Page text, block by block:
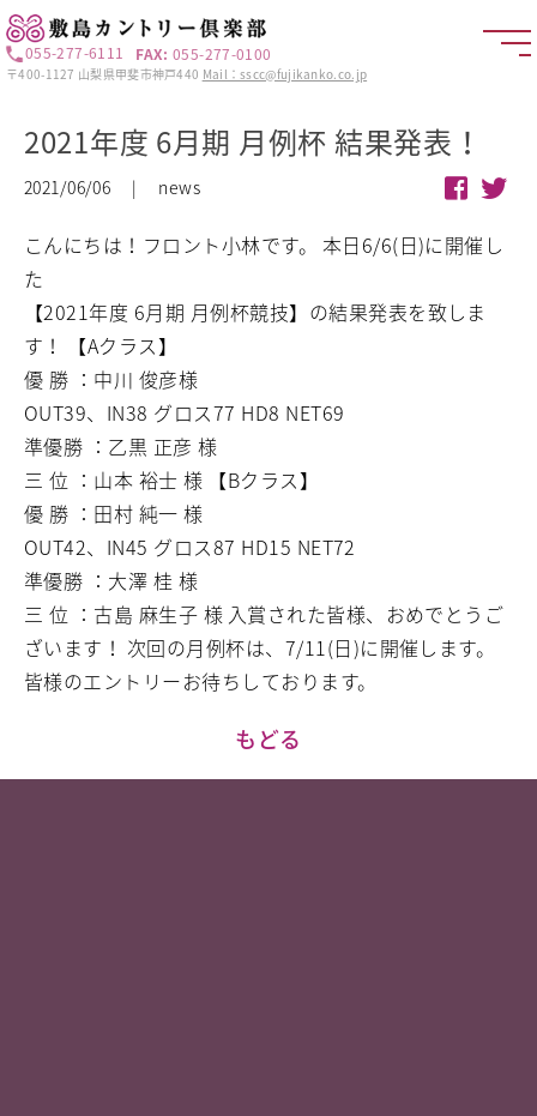
055-277-6111 FAX: 055-277-0100
〒400-1127 山梨県甲斐市神戸440 Mail：sscc@fujikanko.co.jp
2021年度 6月期 月例杯 結果発表！
2021/06/06 | news
こんにちは！フロント小林です。
本日6/6(日)に開催し
た
【2021年度 6月期 月例杯競技】の結果発表を致しま
す！
【Aクラス】
優 勝 ：中川 俊彦様
OUT39、IN38 グロス77 HD8 NET69
準優勝 ：乙黒 正彦 様
三 位 ：山本 裕士 様 【Bクラス】
優 勝 ：田村 純一 様
OUT42、IN45 グロス87 HD15 NET72
準優勝 ：大澤 桂 様
三 位 ：古島 麻生子 様 入賞された皆様、おめでとうご
ざいます！ 次回の月例杯は、7/11(日)に開催します。
皆様のエントリーお待ちしております。
もどる